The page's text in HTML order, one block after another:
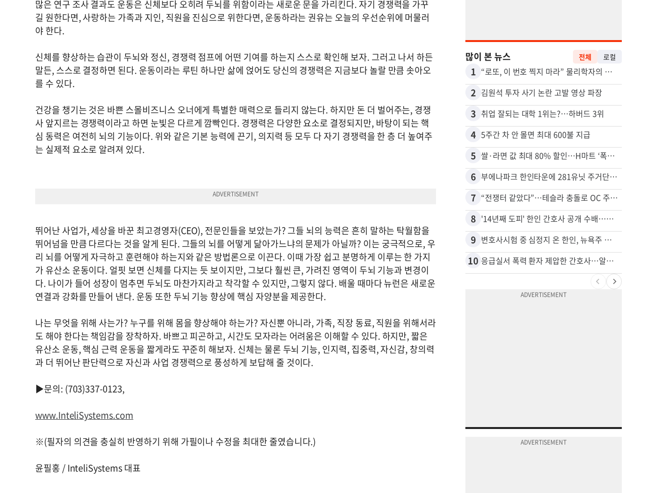
많은 연구 조사 결과도 운동은 신체보다 오히려 두뇌를 위함이라는 새로운 문을 가리킨다. 자기 경쟁력을 가꾸
길 원한다면, 사랑하는 가족과 지인, 직원을 진심으로 위한다면, 운동하라는 권유는 오늘의 우선순위에 머물러
야 한다.
신체를 향상하는 습관이 두뇌와 정신, 경쟁력 점프에 어떤 기여를 하는지 스스로 확인해 보자. 그러고 나서 하든
말든, 스스로 결정하면 된다. 운동이라는 루틴 하나만 삶에 얹어도 당신의 경쟁력은 지금보다 놀랄 만큼 솟아오
를 수 있다.
건강을 챙기는 것은 바쁜 스몰비즈니스 오너에게 특별한 매력으로 들리지 않는다. 하지만 돈 더 벌어주는, 경쟁
사 앞지르는 경쟁력이라고 하면 눈빛은 다르게 깜빡인다. 경쟁력은 다양한 요소로 결정되지만, 바탕이 되는 핵
심 동력은 여전히 뇌의 기능이다. 위와 같은 기본 능력에 끈기, 의지력 등 모두 다 자기 경쟁력을 한 층 더 높여주
는 실제적 요소로 알려져 있다.
뛰어난 사업가, 세상을 바꾼 최고경영자(CEO), 전문인들을 보았는가? 그들 뇌의 능력은 흔히 말하는 탁월함을
뛰어넘을 만큼 다르다는 것을 알게 된다. 그들의 뇌를 어떻게 닮아가느냐의 문제가 아닐까? 이는 궁극적으로, 우
리 뇌를 어떻게 자극하고 훈련해야 하는지와 같은 방법론으로 이끈다. 이때 가장 쉽고 분명하게 이루는 한 가지
가 유산소 운동이다. 얼핏 보면 신체를 다지는 듯 보이지만, 그보다 훨씬 큰, 가려진 영역이 두뇌 기능과 변경이
다. 나이가 들어 성장이 멈추면 두뇌도 마찬가지라고 착각할 수 있지만, 그렇지 않다. 배울 때마다 뉴런은 새로운
연결과 강화를 만들어 낸다. 운동 또한 두뇌 기능 향상에 핵심 자양분을 제공한다.
나는 무엇을 위해 사는가? 누구를 위해 몸을 향상해야 하는가? 자신뿐 아니라, 가족, 직장 동료, 직원을 위해서라
도 해야 한다는 책임감을 장착하자. 바쁘고 피곤하고, 시간도 모자라는 어려움은 이해할 수 있다. 하지만, 짧은
유산소 운동, 핵심 근력 운동을 짧게라도 꾸준히 해보자. 신체는 물론 두뇌 기능, 인지력, 집중력, 자신감, 창의력
과 더 뛰어난 판단력으로 자신과 사업 경쟁력으로 풍성하게 보답해 줄 것이다.
▶문의: (703)337-0123,
www.InteliSystems.com
※(필자의 의견을 충실히 반영하기 위해 가필이나 수정을 최대한 줄였습니다.)
윤필홍 / InteliSystems 대표
많이 본 뉴스 전체 로컬
1 “로또, 이 번호 찍지 마라” 물리학자의 당첨금 높이는 비밀
2 김원석 투자 사기 논란 고발 영상 파장
3 취업 잘되는 대학 1위는?…하버드 3위
4 5주간 차 안 몰면 최대 600불 지급
5 쌀·라면 값 최대 80% 할인…H마트 ‘폭탄 세일’
6 부에나파크 한인타운에 281유닛 주거단지 들어선다
7 “전쟁터 같았다”…테슬라 충돌로 OC 주택 4채 파손
8 '14년째 도피' 한인 간호사 공개 수배…메디케어 사기 유죄
9 변호사시험 중 심정지 온 한인, 뉴욕주 제소
10 응급실서 폭력 환자 제압한 간호사…알고 보니